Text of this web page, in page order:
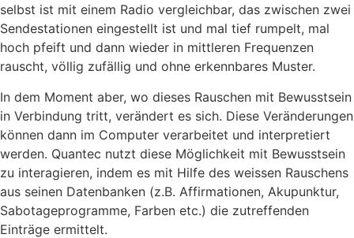
selbst ist mit einem Radio vergleichbar, das zwischen zwei
Sendestationen eingestellt ist und mal tief rumpelt, mal
hoch pfeift und dann wieder in mittleren Frequenzen
rauscht, völlig zufällig und ohne erkennbares Muster.
In dem Moment aber, wo dieses Rauschen mit Bewusstsein
in Verbindung tritt, verändert es sich. Diese Veränderungen
können dann im Computer verarbeitet und interpretiert
werden. Quantec nutzt diese Möglichkeit mit Bewusstsein
zu interagieren, indem es mit Hilfe des weissen Rauschens
aus seinen Datenbanken (z.B. Affirmationen, Akupunktur,
Sabotageprogramme, Farben etc.) die zutreffenden
Einträge ermittelt.